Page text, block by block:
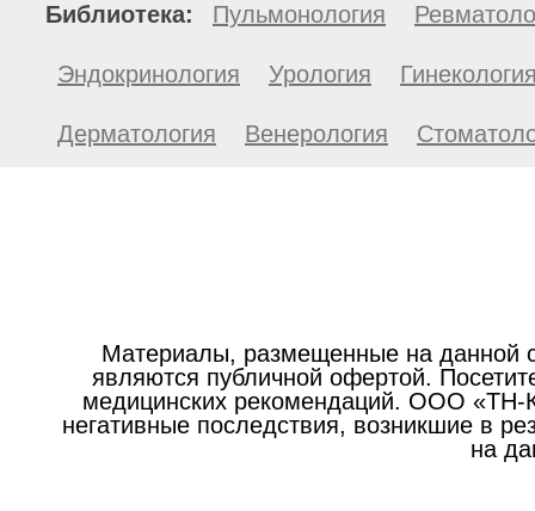
Библиотека: Пульмонология
Эндокринология Урология
Дерматология Венерология
Материалы, размещенные на данной
являются публичной офертой.
медицинских рекомендаций. ООО «ТН-
негативные последствия, возникшие в
на